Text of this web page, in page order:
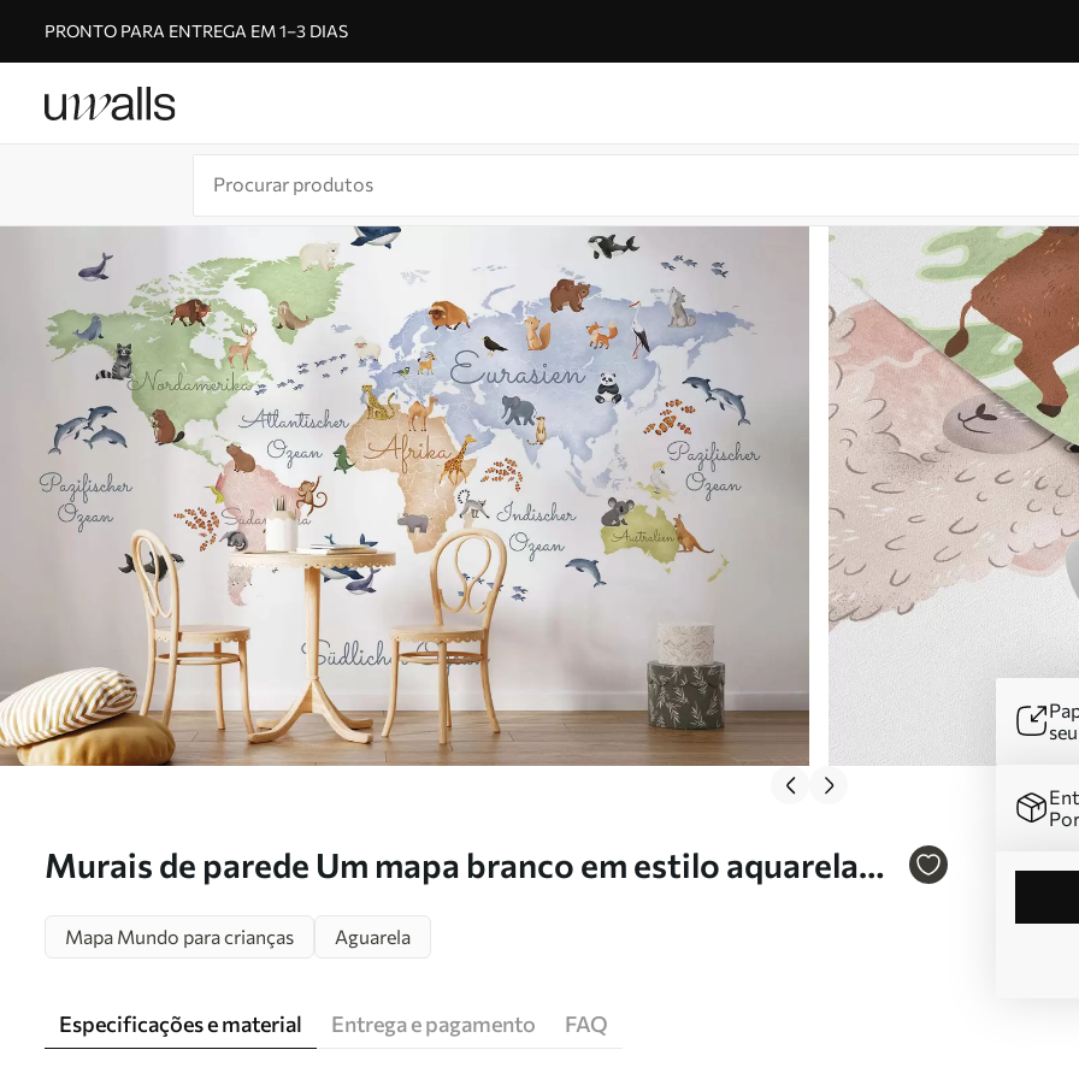
PRONTO PARA ENTREGA EM 1–3 DIAS
Murais de parede Um mapa branco em estilo aquarela
Mapa Mundo para crianças Aguarela
Especificações e material Entrega e pagamento FAQ